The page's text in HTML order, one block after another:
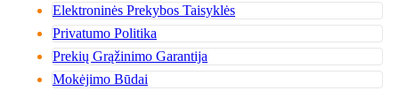
Elektroninės Prekybos Taisyklės
Privatumo Politika
Prekių Grąžinimo Garantija
Mokėjimo Būdai